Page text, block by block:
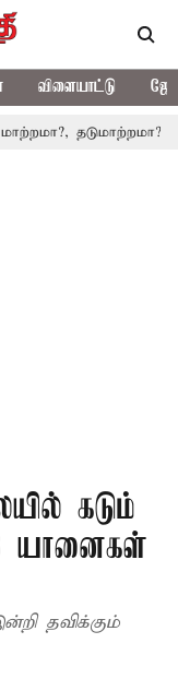
விளையாட்டு
கடும்
யானைகள்
தவிக்கும்